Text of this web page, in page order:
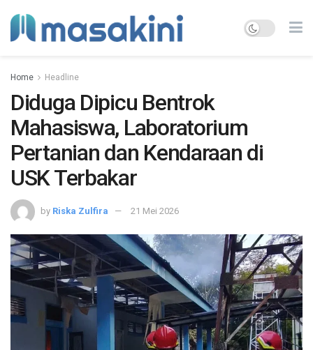
Home Headline
Diduga Dipicu Bentrok
Mahasiswa, Laboratorium
Pertanian dan Kendaraan di
USK Terbakar
by Riska Zulfira 21 Mei 2026